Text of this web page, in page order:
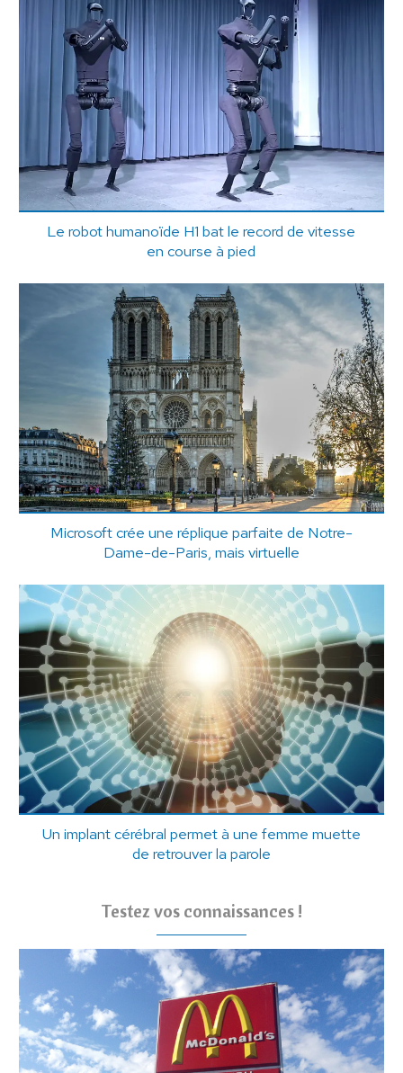
Le robot humanoïde H1 bat le record de vitesse
en course à pied
Microsoft crée une réplique parfaite de Notre-
Dame-de-Paris, mais virtuelle
Un implant cérébral permet à une femme muette
de retrouver la parole
Testez vos connaissances !